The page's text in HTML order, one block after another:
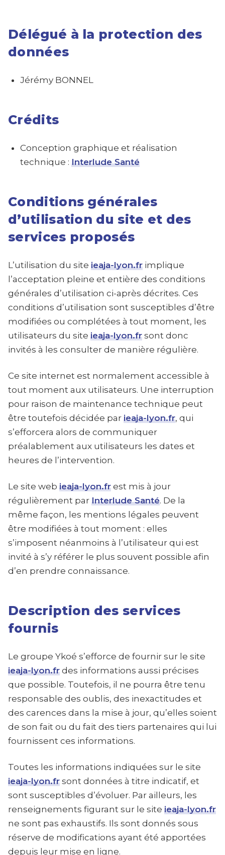
Délégué à la protection des
données
Jérémy BONNEL
Crédits
Conception graphique et réalisation
technique : Interlude Santé
Conditions générales
d’utilisation du site et des
services proposés
L’utilisation du site ieaja-lyon.fr implique
l’acceptation pleine et entière des conditions
générales d’utilisation ci-après décrites. Ces
conditions d’utilisation sont susceptibles d’être
modifiées ou complétées à tout moment, les
utilisateurs du site ieaja-lyon.fr sont donc
invités à les consulter de manière régulière.
Ce site internet est normalement accessible à
tout moment aux utilisateurs. Une interruption
pour raison de maintenance technique peut
être toutefois décidée par ieaja-lyon.fr, qui
s’efforcera alors de communiquer
préalablement aux utilisateurs les dates et
heures de l’intervention.
Le site web ieaja-lyon.fr est mis à jour
régulièrement par Interlude Santé. De la
même façon, les mentions légales peuvent
être modifiées à tout moment : elles
s’imposent néanmoins à l’utilisateur qui est
invité à s’y référer le plus souvent possible afin
d’en prendre connaissance.
Description des services
fournis
Le groupe Ykoé s’efforce de fournir sur le site
ieaja-lyon.fr des informations aussi précises
que possible. Toutefois, il ne pourra être tenu
responsable des oublis, des inexactitudes et
des carences dans la mise à jour, qu’elles soient
de son fait ou du fait des tiers partenaires qui lui
fournissent ces informations.
Toutes les informations indiquées sur le site
ieaja-lyon.fr sont données à titre indicatif, et
sont susceptibles d’évoluer. Par ailleurs, les
renseignements figurant sur le site ieaja-lyon.fr
ne sont pas exhaustifs. Ils sont donnés sous
réserve de modifications ayant été apportées
depuis leur mise en ligne.